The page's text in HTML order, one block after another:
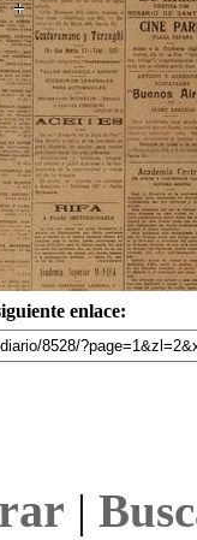
enlace:
|